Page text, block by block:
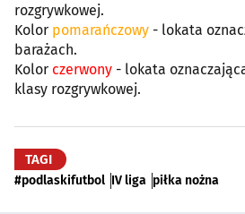
rozgrywkowej.
Kolor pomarańczowy - lokata
barażach.
Kolor czerwony - lokata
klasy rozgrywkowej.
TAGI
#podlaskifutbol IV liga piłka nożna